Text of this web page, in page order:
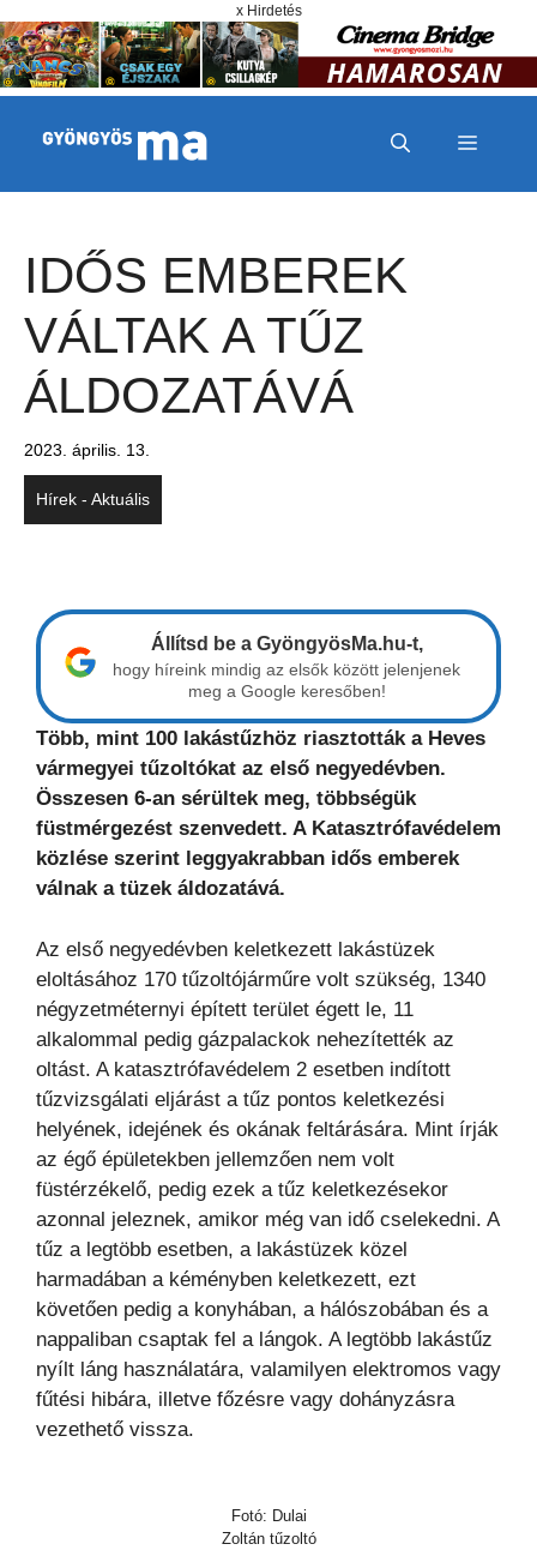
x Hirdetés
MENÜ
IDŐS EMBEREK
VÁLTAK A TŰZ
ÁLDOZATÁVÁ
2023. április. 13.
Hírek - Aktuális
Állítsd be a GyöngyösMa.hu-t,
hogy híreink mindig az elsők között jelenjenek
meg a Google keresőben!
Több, mint 100 lakástűzhöz riasztották a Heves
vármegyei tűzoltókat az első negyedévben.
Összesen 6-an sérültek meg, többségük
füstmérgezést szenvedett. A Katasztrófavédelem
közlése szerint leggyakrabban idős emberek
válnak a tüzek áldozatává.
Az első negyedévben keletkezett lakástüzek
eloltásához 170 tűzoltójárműre volt szükség, 1340
négyzetméternyi épített terület égett le, 11
alkalommal pedig gázpalackok nehezítették az
oltást. A katasztrófavédelem 2 esetben indított
tűzvizsgálati eljárást a tűz pontos keletkezési
helyének, idejének és okának feltárására. Mint írják
az égő épületekben jellemzően nem volt
füstérzékelő, pedig ezek a tűz keletkezésekor
azonnal jeleznek, amikor még van idő cselekedni. A
tűz a legtöbb esetben, a lakástüzek közel
harmadában a kéményben keletkezett, ezt
követően pedig a konyhában, a hálószobában és a
nappaliban csaptak fel a lángok. A legtöbb lakástűz
nyílt láng használatára, valamilyen elektromos vagy
fűtési hibára, illetve főzésre vagy dohányzásra
vezethető vissza.
Fotó: Dulai
Zoltán tűzoltó